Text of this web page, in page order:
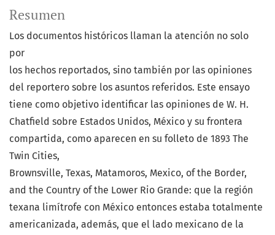
Resumen
Los documentos históricos llaman la atención no solo
por
los hechos reportados, sino también por las opiniones
del reportero sobre los asuntos referidos. Este ensayo
tiene como objetivo identificar las opiniones de W. H.
Chatfield sobre Estados Unidos, México y su frontera
compartida, como aparecen en su folleto de 1893 The
Twin Cities,
Brownsville, Texas, Matamoros, Mexico, of the Border,
and the Country of the Lower Rio Grande: que la región
texana limítrofe con México entonces estaba totalmente
americanizada, además, que el lado mexicano de la